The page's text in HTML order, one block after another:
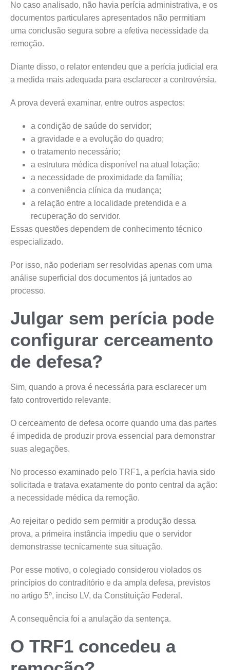
No caso analisado, não havia perícia administrativa, e os
documentos particulares apresentados não permitiam
uma conclusão segura sobre a efetiva necessidade da
remoção.
Diante disso, o relator entendeu que a perícia judicial era
a medida mais adequada para esclarecer a controvérsia.
A prova deverá examinar, entre outros aspectos:
a condição de saúde do servidor;
a gravidade e a evolução do quadro;
o tratamento necessário;
a estrutura médica disponível na atual lotação;
a necessidade de proximidade da família;
a conveniência clínica da mudança;
a relação entre a localidade pretendida e a
recuperação do servidor.
Essas questões dependem de conhecimento técnico
especializado.
Por isso, não poderiam ser resolvidas apenas com uma
análise superficial dos documentos já juntados ao
processo.
Julgar sem perícia pode
configurar cerceamento
de defesa?
Sim, quando a prova é necessária para esclarecer um
fato controvertido relevante.
O cerceamento de defesa ocorre quando uma das partes
é impedida de produzir prova essencial para demonstrar
suas alegações.
No processo examinado pelo TRF1, a perícia havia sido
solicitada e tratava exatamente do ponto central da ação:
a necessidade médica da remoção.
Ao rejeitar o pedido sem permitir a produção dessa
prova, a primeira instância impediu que o servidor
demonstrasse tecnicamente sua situação.
Por esse motivo, o colegiado considerou violados os
princípios do contraditório e da ampla defesa, previstos
no artigo 5º, inciso LV, da Constituição Federal.
A consequência foi a anulação da sentença.
O TRF1 concedeu a